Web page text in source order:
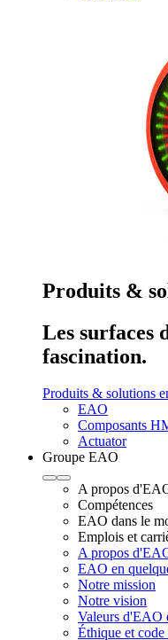
Produits &
Les surfaces
fascination.
Produits & solutions
EAO
Composants
Actuator
Groupe EAO
A propos
Compétences
EAO dans le
Emplois et
A propos
EAO en
Notre mission
Notre vision
Valeurs d'EAO
Éthique et